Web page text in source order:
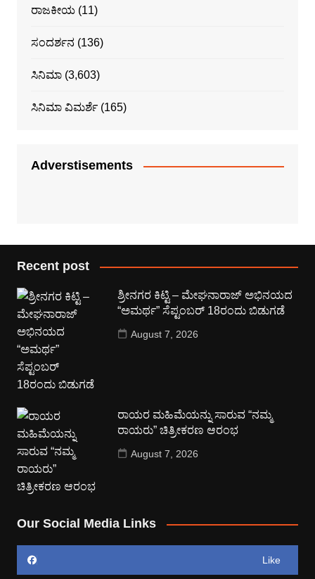
ರಾಜಕೀಯ(11)
ಸಂದರ್ಶನ (136)
ಸಿನಿಮಾ(3,603)
ಸಿನಿಮಾ ವಿಮರ್ಶೆ(165)
Adverstisements
Recent post
ಶ್ರೀನಗರ ಕಿಟ್ಟಿ – ಮೇಘನಾರಾಜ್ ಅಭಿನಯದ
“ಅಮರ್ಥ” ಸೆಪ್ಟಂಬರ್ 18ರಂದು ಬಿಡುಗಡೆ
August 7, 2026
ರಾಯರ ಮಹಿಮೆಯನ್ನು ಸಾರುವ “ನಮ್ಮ
ರಾಯರು” ಚಿತ್ರೀಕರಣ ಆರಂಭ
August 7, 2026
Our Social Media Links
Like